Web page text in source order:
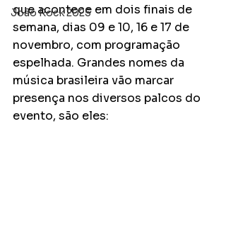
João Rock 2025
que acontece em dois finais de
semana, dias 09 e 10, 16 e 17 de
novembro, com programação
espelhada. Grandes nomes da
música brasileira vão marcar
presença nos diversos palcos do
evento, são eles: